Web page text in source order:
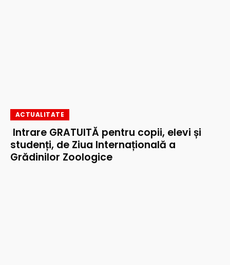
ACTUALITATE
Intrare GRATUITĂ pentru copii, elevi și
studenți, de Ziua Internațională a
Grădinilor Zoologice